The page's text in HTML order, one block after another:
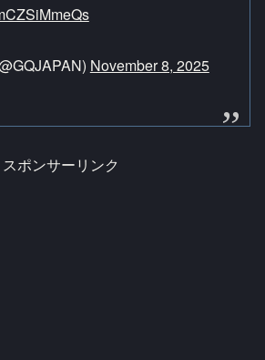
November 8, 2025
スポンサーリンク